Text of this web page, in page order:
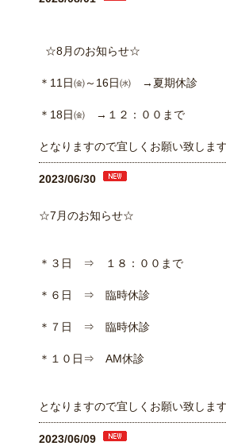
☆8月のお知らせ☆
＊11日㈮～16日㈬ →夏期休診
＊18日㈮ →１２：００まで
となりますので宜しくお願い致します
2023/06/30
☆7月のお知らせ☆
＊３日 ⇒ １８：００まで
＊６日 ⇒ 臨時休診
＊７日 ⇒ 臨時休診
＊１０日⇒ AM休診
となりますので宜しくお願い致します
2023/06/09